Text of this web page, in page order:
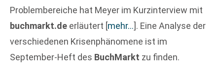
Problembereiche hat Meyer im Kurzinterview mit
buchmarkt.de erläutert [mehr…]. Eine Analyse der
verschiedenen Krisenphänomene ist im
September-Heft des BuchMarkt zu finden.